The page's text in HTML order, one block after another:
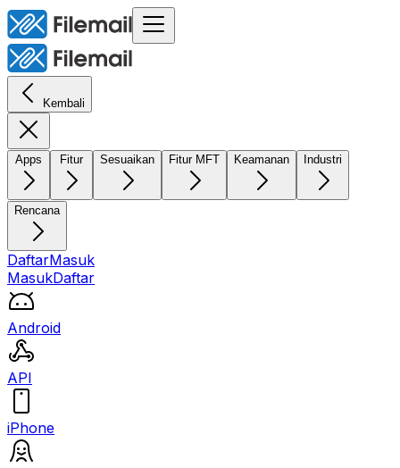
Kembali
Apps Fitur Sesuaikan Fitur MFT Keamanan Industri
Rencana
DaftarMasuk
MasukDaftar
Android
API
iPhone